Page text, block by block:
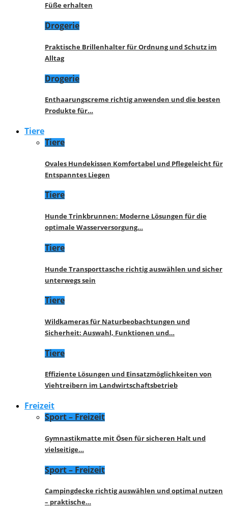
Füße erhalten
Drogerie
Praktische Brillenhalter für Ordnung und Schutz im
Alltag
Drogerie
Enthaarungscreme richtig anwenden und die besten
Produkte für…
Tiere
Tiere
Ovales Hundekissen Komfortabel und Pflegeleicht für
Entspanntes Liegen
Tiere
Hunde Trinkbrunnen: Moderne Lösungen für die
optimale Wasserversorgung…
Tiere
Hunde Transporttasche richtig auswählen und sicher
unterwegs sein
Tiere
Wildkameras für Naturbeobachtungen und
Sicherheit: Auswahl, Funktionen und…
Tiere
Effiziente Lösungen und Einsatzmöglichkeiten von
Viehtreibern im Landwirtschaftsbetrieb
Freizeit
Sport – Freizeit
Gymnastikmatte mit Ösen für sicheren Halt und
vielseitige…
Sport – Freizeit
Campingdecke richtig auswählen und optimal nutzen
– praktische…